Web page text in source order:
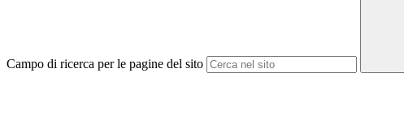
Campo di ricerca per le pagine del sito